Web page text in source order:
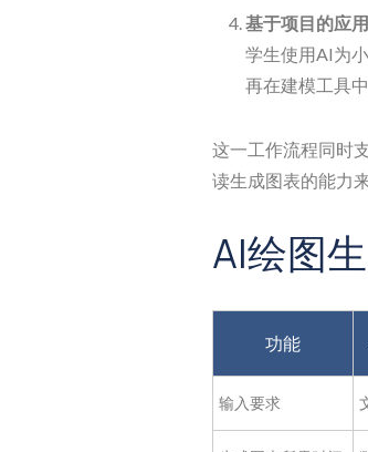
基于项目的应用
学生使用AI为
再在建模工具
这一工作流程同时
读生成图表的能力
AI绘图
功能
输入要求